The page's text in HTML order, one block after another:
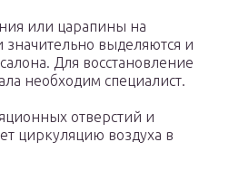
или царапины на
выделяются и
Для восстановление
необходим специалист.
отверстий и
циркуляцию воздуха в